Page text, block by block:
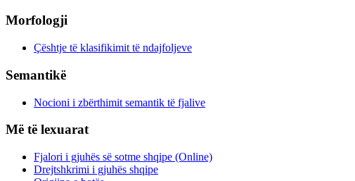
Morfologji
Çështje të klasifikimit të ndajfoljeve
Semantikë
Nocioni i zbërthimit semantik të fjalive
Më të lexuarat
Fjalori i gjuhës së sotme shqipe (Online)
Drejtshkrimi i gjuhës shqipe